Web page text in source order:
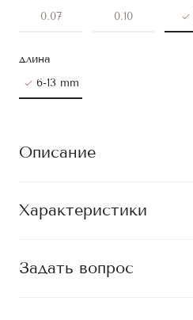
0.07
0.10
длина
6-13 mm
Описание
Характеристики
Задать вопрос